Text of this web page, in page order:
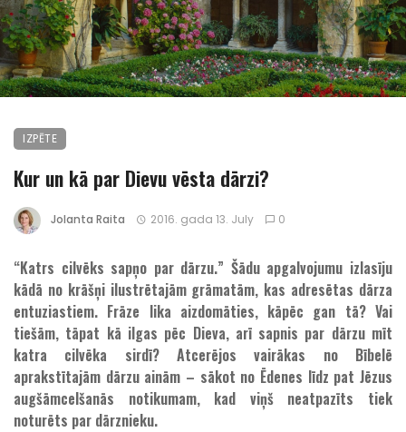
IZPĒTE
Kur un kā par Dievu vēsta dārzi?
Jolanta Raita 2016. gada 13. July 0
“Katrs cilvēks sapņo par dārzu.” Šādu apgalvojumu izlasīju
kādā no krāšņi ilustrētajām grāmatām, kas adresētas dārza
entuziastiem. Frāze lika aizdomāties, kāpēc gan tā? Vai
tiešām, tāpat kā ilgas pēc Dieva, arī sapnis par dārzu mīt
katra cilvēka sirdī? Atcerējos vairākas no Bībelē
aprakstītajām dārzu ainām – sākot no Ēdenes līdz pat Jēzus
augšāmcelšanās notikumam, kad viņš neatpazīts tiek
noturēts par dārznieku.